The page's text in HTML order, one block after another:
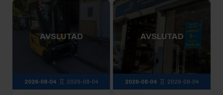
AVSLUTAD
2026-08-04 2026-08-04
AVSLUTAD
2026-08-04 2026-08-04